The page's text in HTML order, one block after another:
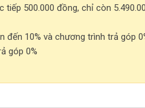
500.000 đồng, chỉ còn
đến 10% và chương trình trả góp
góp 0%